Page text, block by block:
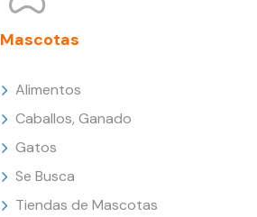
Mascotas
Alimentos
Caballos, Ganado
Gatos
Se Busca
Tiendas de Mascotas